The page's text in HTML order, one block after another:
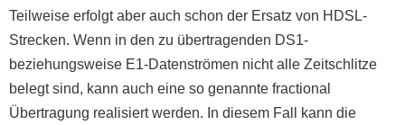
Teilweise erfolgt aber auch schon der Ersatz von HDSL-
Strecken. Wenn in den zu übertragenden DS1-
beziehungsweise E1-Datenströmen nicht alle Zeitschlitze
belegt sind, kann auch eine so genannte fractional
Übertragung realisiert werden. In diesem Fall kann die